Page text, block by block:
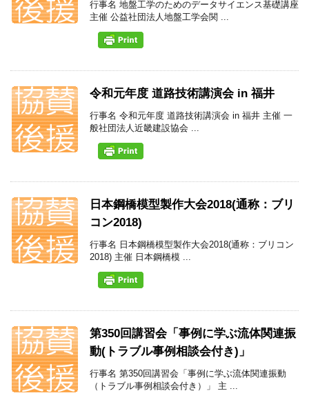
行事名 地盤工学のためのデータサイエンス基礎講座
主催 公益社団法人地盤工学会関 ...
令和元年度 道路技術講演会 in 福井
行事名 令和元年度 道路技術講演会 in 福井 主催 一
般社団法人近畿建設協会 ...
日本鋼橋模型製作大会2018(通称：ブリ
コン2018)
行事名 日本鋼橋模型製作大会2018(通称：ブリコン
2018) 主催 日本鋼橋模 ...
第350回講習会「事例に学ぶ流体関連振
動(トラブル事例相談会付き)」
行事名 第350回講習会「事例に学ぶ流体関連振動
（トラブル事例相談会付き）」 主 ...